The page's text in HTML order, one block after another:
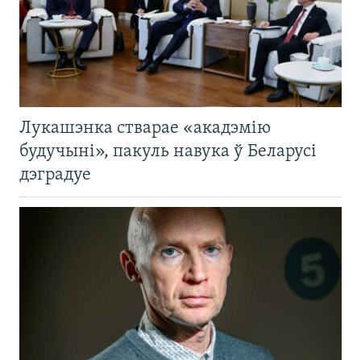
Лукашэнка стварае «акадэмію
будучыні», пакуль навука ў Беларусі
дэградуе